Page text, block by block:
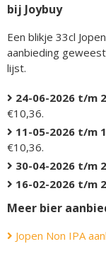
bij Joybuy
Een blikje 33cl
aanbieding
lijst.
24-06-2026 t/m
€10,36.
11-05-2026 t/m
€10,36.
30-04-2026 t/m
16-02-2026 t/m
Meer bier
Jopen Non IPA